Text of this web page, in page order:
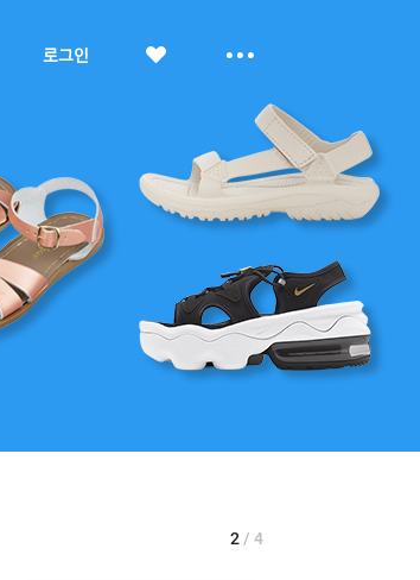
로그인 보
2 / 4